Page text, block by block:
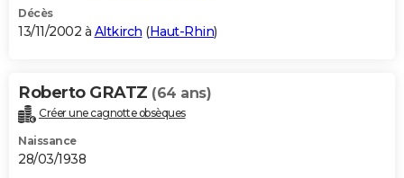
Décès
13/11/2002 à Altkirch (Haut-Rhin)
Roberto GRATZ (64 ans)
Créer une cagnotte obsèques
Naissance
28/03/1938